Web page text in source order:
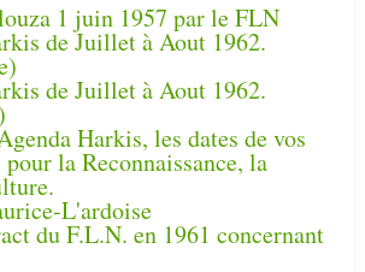
1 juin 1957 par le FLN
de Juillet à Aout 1962.
de Juillet à Aout 1962.
Harkis, les dates de vos
la Reconnaissance, la
L'ardoise
du F.L.N. en 1961 concernant